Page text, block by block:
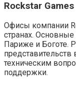
Rockstar Games
Офисы компании
странах.
Париже и Боготе.
техническим
поддержки.